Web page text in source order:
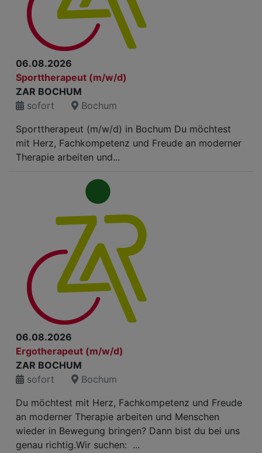
06.08.2026
Sporttherapeut (m/w/d)
ZAR BOCHUM
sofort
Bochum
Sporttherapeut (m/w/d) in Bochum Du möchtest
mit Herz, Fachkompetenz und Freude an moderner
Therapie arbeiten und...
06.08.2026
Ergotherapeut (m/w/d)
ZAR BOCHUM
sofort
Bochum
Du möchtest mit Herz, Fachkompetenz und Freude
an moderner Therapie arbeiten und Menschen
wieder in Bewegung bringen? Dann bist du bei uns
genau richtig.Wir suchen: ...